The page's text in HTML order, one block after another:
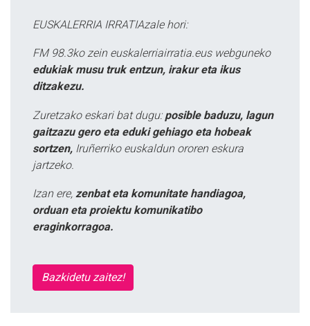
EUSKALERRIA IRRATIAzale hori:
FM 98.3ko zein euskalerriairratia.eus webguneko
edukiak musu truk entzun, irakur eta ikus
ditzakezu.
Zuretzako eskari bat dugu: posible baduzu, lagun
gaitzazu gero eta eduki gehiago eta hobeak
sortzen, Iruñerriko euskaldun ororen eskura
jartzeko.
Izan ere, zenbat eta komunitate handiagoa,
orduan eta proiektu komunikatibo
eraginkorragoa.
Bazkidetu zaitez!